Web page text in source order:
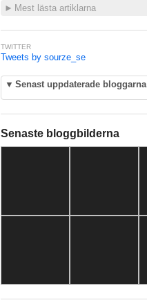
► Mest lästa artiklarna
TWITTER
Tweets by sourze_se
▼ Senast uppdaterade bloggarna
Senaste bloggbilderna